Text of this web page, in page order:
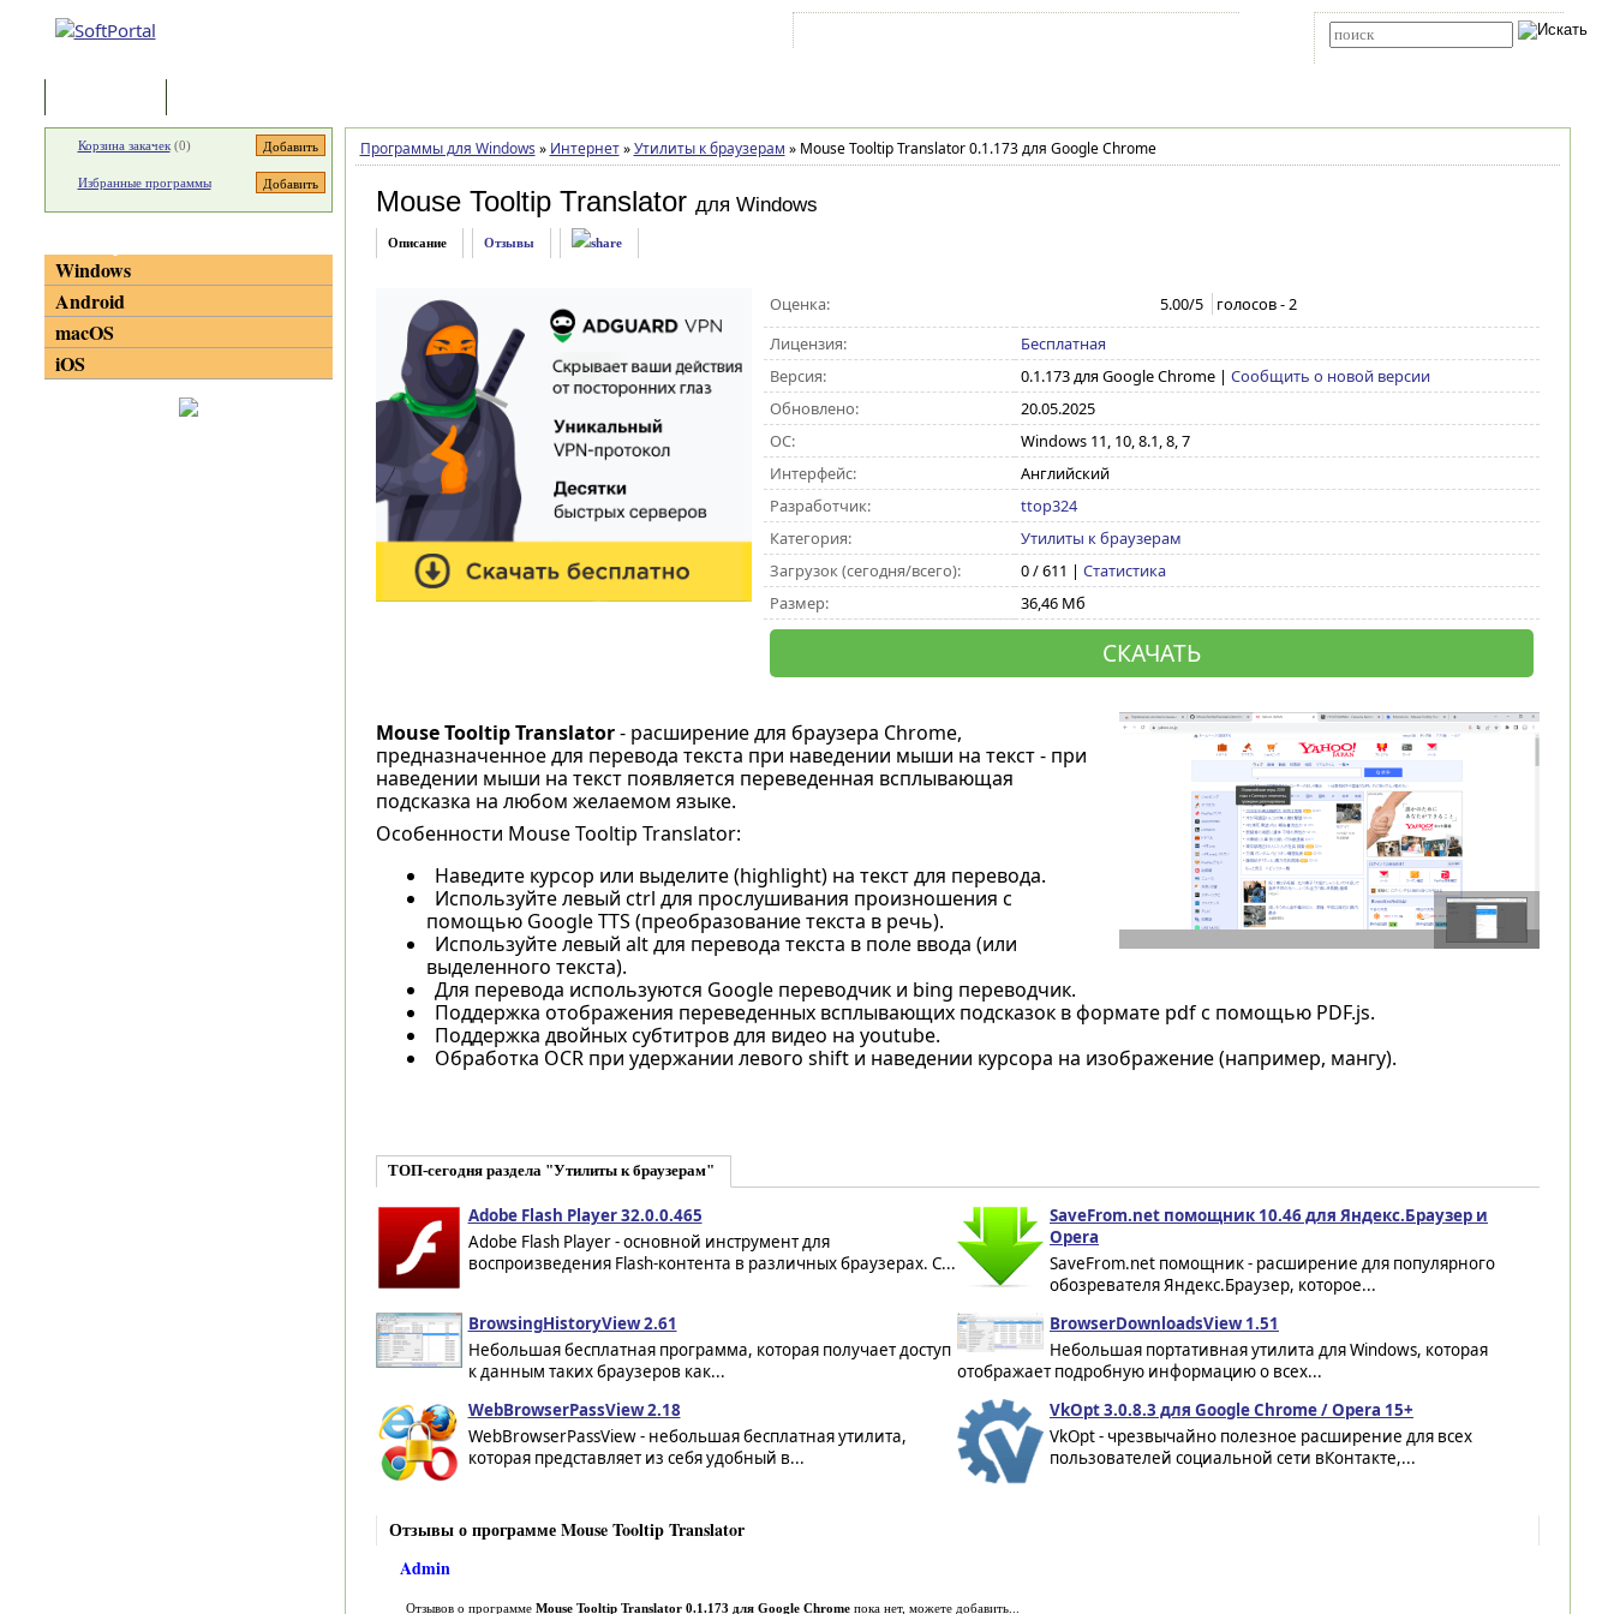
Программы для Windows » Интернет » Утилиты к браузерам »Mouse Tooltip Translator 0.1.173 для Google Chrome
Mouse Tooltip Translator для Windows
Описание Отзывы
Оценка: 5.00/5 голосов -2
Лицензия:
Бесплатная
Версия:
0.1.173 для Google Chrome| Сообщить о новой версии
Обновлено:
20.05.2025
ОС:
Windows 11, 10, 8.1, 8, 7
Интерфейс:
Английский
Разработчик:
ttop324
Категория:
Утилиты к браузерам
Загрузок (сегодня/всего):
0 / 611 | Статистика
Размер:
36,46 Мб
СКАЧАТЬ
Mouse Tooltip Translator- расширение для браузера Chrome,
предназначенное для перевода текста при наведении мыши на текст - при
наведении мыши на текст появляется переведенная всплывающая
подсказка на любом желаемом языке.
Особенности Mouse Tooltip Translator:
Наведите курсор или выделите (highlight) на текст для перевода.
Используйте левый ctrl для прослушивания произношения с
помощью Google TTS (преобразование текста в речь).
Используйте левый alt для перевода текста в поле ввода (или
выделенного текста).
Для перевода используются Google переводчик и bing переводчик.
Поддержка отображения переведенных всплывающих подсказок в формате pdf с помощью PDF.js.
Поддержка двойных субтитров для видео на youtube.
Обработка OCR при удержании левого shift и наведении курсора на изображение (например, мангу).
ТОП-сегодня раздела "Утилиты к браузерам"
Adobe Flash Player 32.0.0.465
Adobe Flash Player - основной инструмент для
воспроизведения Flash-контента в различных браузерах. С...
SaveFrom.net помощник 10.46 для Яндекс.Браузер и
Opera
SaveFrom.net помощник - расширение для популярного
обозревателя Яндекс.Браузер, которое...
BrowsingHistoryView 2.61
Небольшая бесплатная программа, которая получает доступ
к данным таких браузеров как...
BrowserDownloadsView 1.51
Небольшая портативная утилита для Windows, которая
отображает подробную информацию о всех...
WebBrowserPassView 2.18
WebBrowserPassView - небольшая бесплатная утилита,
которая представляет из себя удобный в...
VkOpt 3.0.8.3 для Google Chrome / Opera 15+
VkOpt - чрезвычайно полезное расширение для всех
пользователей социальной сети вКонтакте,...
Отзывы о программе Mouse Tooltip Translator
Admin
Отзывов о программе Mouse Tooltip Translator 0.1.173 для Google Chromeпока нет, можете добавить...
Корзина закачек(0)
Избранные программы
Windows
Android
macOS
iOS